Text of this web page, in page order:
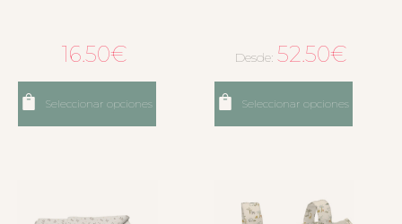
16.50€
Seleccionar opciones
Desde: 52.50€
Seleccionar opciones